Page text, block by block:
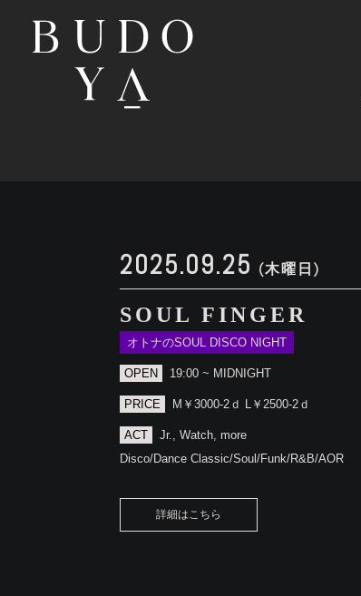
2025.09.25 (木曜日)
SOUL FINGER
オトナのSOUL DISCO NIGHT
OPEN 19:00 ~ MIDNIGHT
PRICE M￥3000-2ｄ L￥2500-2ｄ
ACT
Jr., Watch, more
Disco/Dance Classic/Soul/Funk/R&B/AOR
詳細はこちら